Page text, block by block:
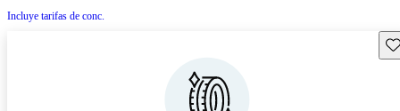
Incluye tarifas de conc.